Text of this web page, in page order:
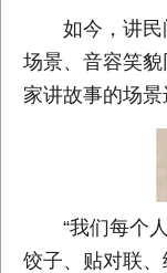
如今，讲
场景、音容笑
家讲故事的场
“我们每个
饺子、贴对联